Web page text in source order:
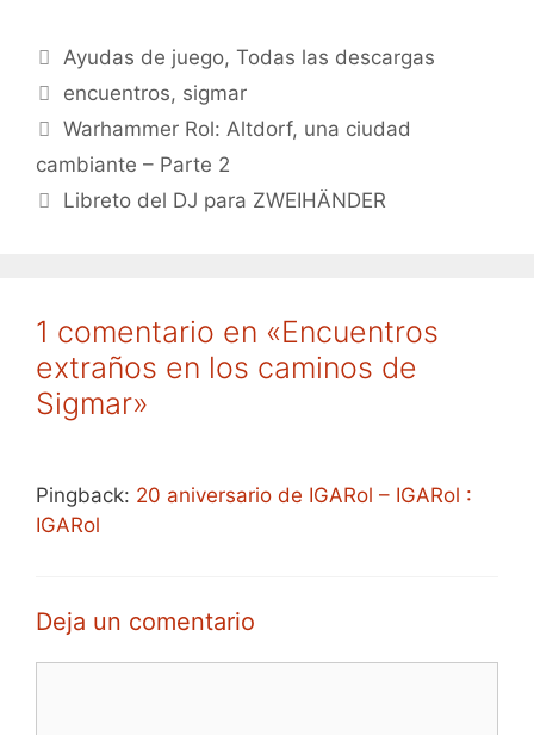
Categorías
Ayudas de juego,Todas las descargas
Etiquetas
encuentros, sigmar
Warhammer Rol: Altdorf, una ciudad
cambiante – Parte 2
Libreto del DJ para ZWEIHÄNDER
1 comentario en «Encuentros
extraños en los caminos de
Sigmar»
Pingback: 20 aniversario de IGARol – IGARol :
IGARol
Deja un comentario